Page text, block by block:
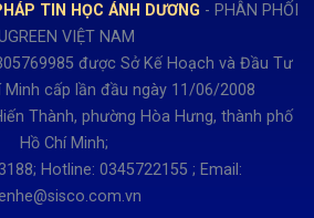
2- Thứ 7
17h30
TIN HỌC ÁNH DƯƠNG - PHÂN PHỐI
VIỆT NAM
được Sở Kế Hoạch và Đầu Tư
Minh cấp lần đầu ngày 11/06/2008
Thành, phường Hòa Hưng, thành phố
Hồ Chí Minh;
Hotline: 0345722155 ; Email: